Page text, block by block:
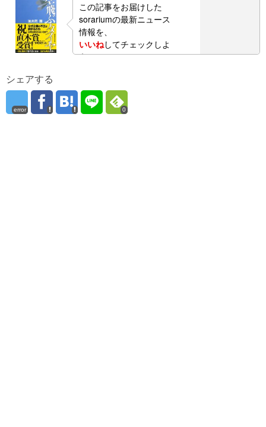
この記事をお届けした
sorariumの最新ニュース
情報を、
いいねしてチェックしよ
う！
シェアする
error 0